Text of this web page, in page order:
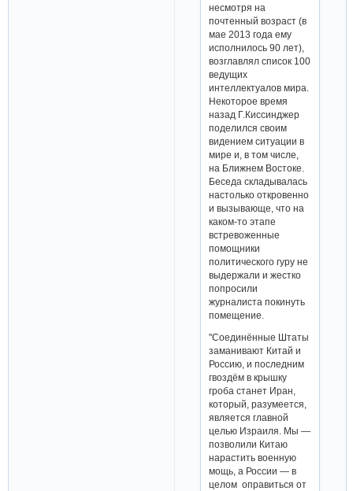
несмотря на
почтенный возраст (в
мае 2013 года ему
исполнилось 90 лет),
возглавлял список 100
ведущих
интеллектуалов мира.
Некоторое время
назад Г.Киссинджер
поделился своим
видением ситуации в
мире и, в том числе,
на Ближнем Востоке.
Беседа складывалась
настолько откровенно
и вызывающе, что на
каком-то этапе
встревоженные
помощники
политического гуру не
выдержали и жестко
попросили
журналиста покинуть
помещение.
"Соединённые Штаты
заманивают Китай и
Россию, и последним
гвоздём в крышку
гроба станет Иран,
который, разумеется,
является главной
целью Израиля. Мы —
позволили Китаю
нарастить военную
мощь, а России — в
целом оправиться от